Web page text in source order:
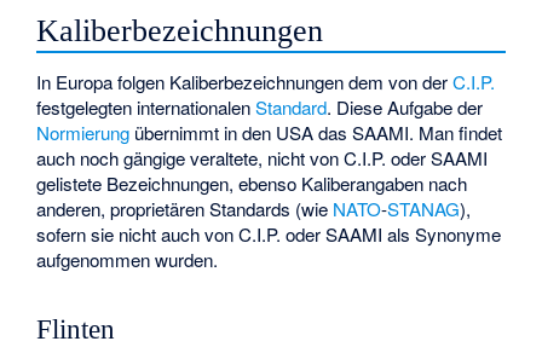
Kaliberbezeichnungen
In Europa folgen Kaliberbezeichnungen dem von derC.I.P.
festgelegten internationalenStandard. Diese Aufgabe der
Normierung übernimmt in den USA dasSAAMI. Man findet
auch noch gängige veraltete, nicht von C.I.P. oder SAAMI
gelistete Bezeichnungen, ebenso Kaliberangaben nach
anderen, proprietären Standards (wie NATO-STANAG),
sofern sie nicht auch von C.I.P. oder SAAMI als Synonyme
aufgenommen wurden.
Flinten